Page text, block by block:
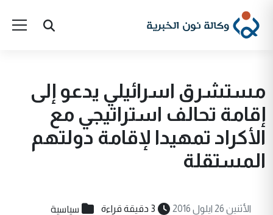
مستشرق اسرائيلي يدعو إلى
إقامة تحالف استراتيجي مع
الأكراد تمهيدا لإقامة دولتهم
المستقلة
الأثنين 26 ايلول 2016 3 دقيقة قراءة سياسية